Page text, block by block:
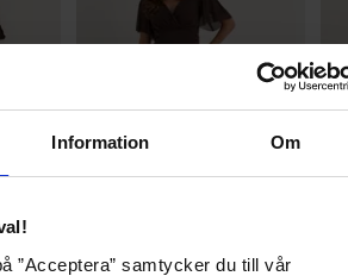
Information Om
”Acceptera” samtycker du till vår